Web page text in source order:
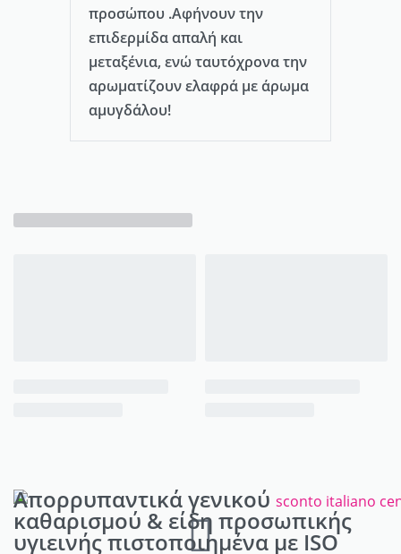
προσώπου .Αφήνουν την
επιδερμίδα απαλή και
μεταξένια, ενώ ταυτόχρονα την
αρωματίζουν ελαφρά με άρωμα
αμυγδάλου!
Απορρυπαντικά γενικού
καθαρισμού & είδη προσωπικής
υγιεινής πιστοποιημένα με ISO